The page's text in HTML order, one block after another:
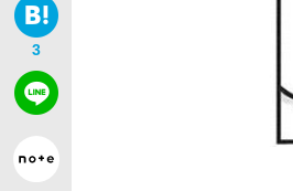
3